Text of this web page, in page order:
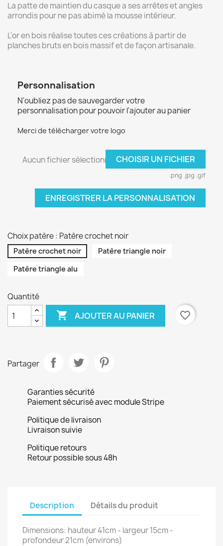
La patte de maintien du casque a ses arrêtes et angles
arrondis pour ne pas abimé la mousse intérieur.
L'or en bois réalise toutes ces créations à partir de
planches bruts en bois massif et de façon artisanale.
Personnalisation
N'oubliez pas de sauvegarder votre
personnalisation pour pouvoir l'ajouter au panier
Merci de télécharger votre logo
Aucun fichier sélectionné CHOISIR UN FICHIER
.png .jpg .gif
ENREGISTRER LA PERSONNALISATION
Choix patère : Patère crochet noir
Patère crochet noir
Patère triangle noir
Patère triangle alu
Quantité
 AJOUTER AU PANIER favorite_border
Partager
Garanties sécurité
Paiement sécurisé avec module Stripe
Politique de livraison
Livraison suivie
Politique retours
Retour possible sous 48h
Description Détails du produit
Dimensions: hauteur 41cm - largeur 15cm -
profondeur 21cm (environs)